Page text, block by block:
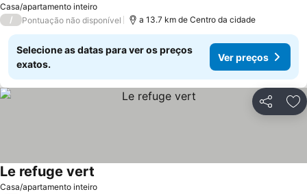
Casa/apartamento inteiro
/ Pontuação não disponível a 13.7 km de Centro da cidade
Selecione as datas para ver os preços
exatos.
Ver preços
Partilhar
Casa/apartamento inteiro
Le refuge vert